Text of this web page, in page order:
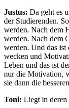
Justus: Da geht es
der Studierenden.
werden. Nach dem
werden. Nach dem
werden. Und das ist
wecken und
Leben und das ist
nur die Motivation,
sie dann die
Toni: Liegt in deren